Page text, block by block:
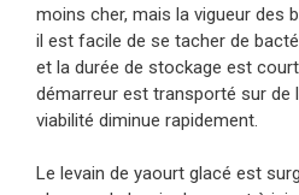
moins cher, mais la vigueur des
il est facile de se tacher de
et la durée de stockage est
démarreur est transporté sur de
viabilité diminue rapidement.
Le levain de yaourt glacé est